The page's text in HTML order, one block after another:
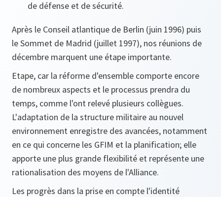
de défense et de sécurité.
Après le Conseil atlantique de Berlin (juin 1996) puis
le Sommet de Madrid (juillet 1997), nos réunions de
décembre marquent une étape importante.
Etape, car la réforme d'ensemble comporte encore
de nombreux aspects et le processus prendra du
temps, comme l'ont relevé plusieurs collègues.
L'adaptation de la structure militaire au nouvel
environnement enregistre des avancées, notamment
en ce qui concerne les GFIM et la planification; elle
apporte une plus grande flexibilité et représente une
rationalisation des moyens de l'Alliance.
Les progrès dans la prise en compte l'identité